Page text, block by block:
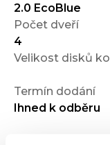
2.0 EcoBlue
Počet dveří
4
Velikost disků
Termín dodání
Ihned k odběru